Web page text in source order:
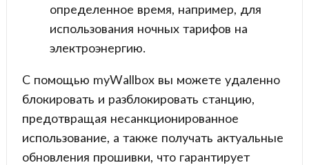
определенное время, например, для
использования ночных тарифов на
электроэнергию.
С помощью myWallbox вы можете удаленно
блокировать и разблокировать станцию,
предотвращая несанкционированное
использование, а также получать актуальные
обновления прошивки, что гарантирует